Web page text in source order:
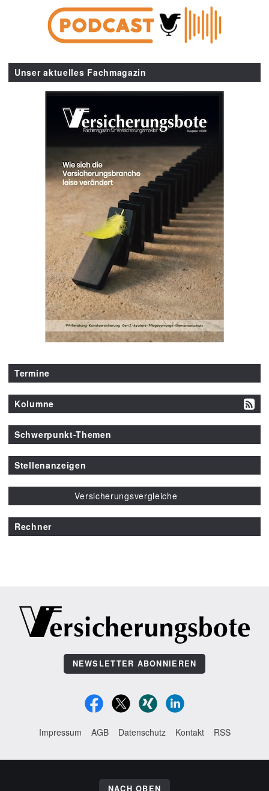
Unser aktuelles Fachmagazin
Termine
Kolumne
Schwerpunkt-Themen
Stellenanzeigen
Versicherungsvergleiche
Rechner
NEWSLETTER ABONNIEREN
Impressum AGB Datenschutz Kontakt RSS
NACH OBEN